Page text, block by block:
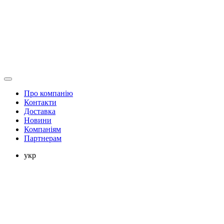
Про компанію
Контакти
Доставка
Новини
Компаніям
Партнерам
укр